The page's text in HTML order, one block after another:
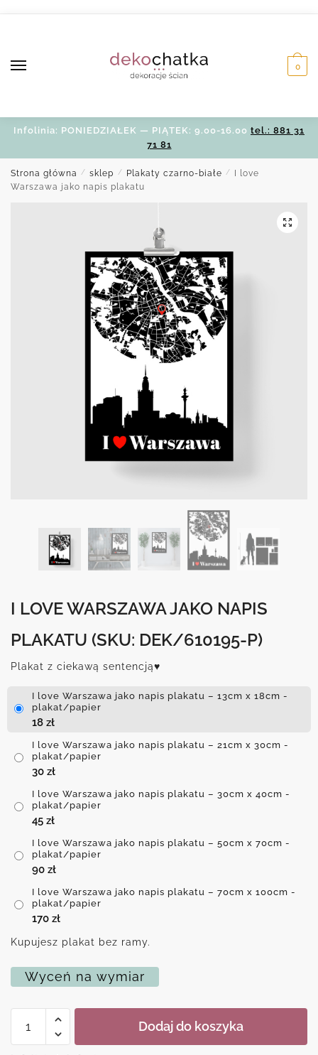
0
Infolinia: PONIEDZIAŁEK — PIĄTEK: 9.00-16.00 tel.: 881 31
71 81
Strona główna / sklep / Plakaty czarno-białe /
I love
Warszawa jako napis plakatu
I LOVE WARSZAWA JAKO NAPIS
PLAKATU (SKU: DEK/610195-P)
Plakat z ciekawą sentencją♥
I love Warszawa jako napis plakatu – 13cm x 18cm -
plakat/papier
18 zł
I love Warszawa jako napis plakatu – 21cm x 30cm -
plakat/papier
30 zł
I love Warszawa jako napis plakatu – 30cm x 40cm -
plakat/papier
45 zł
I love Warszawa jako napis plakatu – 50cm x 70cm -
plakat/papier
90 zł
I love Warszawa jako napis plakatu – 70cm x 100cm -
plakat/papier
170 zł
Kupujesz plakat bez ramy.
Wyceń na wymiar
Warszawa
Dodaj do koszyka